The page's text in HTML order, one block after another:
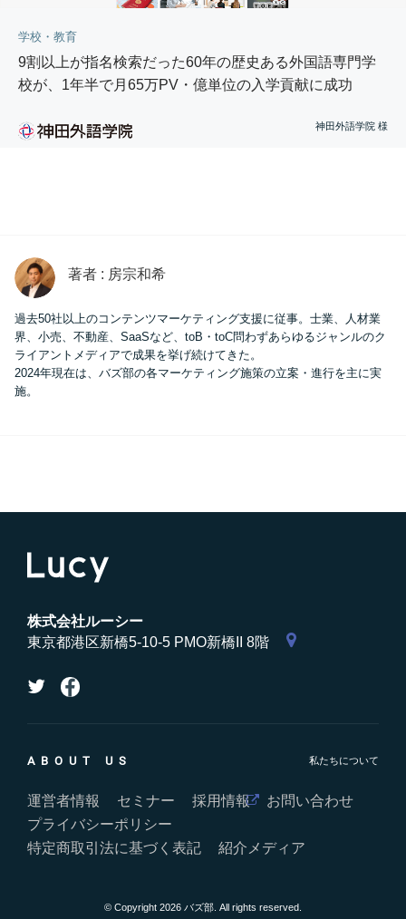
学校・教育
9割以上が指名検索だった60年の歴史ある外国語専門学
校が、1年半で月65万PV・億単位の入学貢献に成功
神田外語学院 様
著者 : 房宗和希
過去50社以上のコンテンツマーケティング支援に従事。士業、人材業
界、小売、不動産、SaaSなど、toB・toC問わずあらゆるジャンルのク
ライアントメディアで成果を挙げ続けてきた。
2024年現在は、バズ部の各マーケティング施策の立案・進行を主に実
施。
株式会社ルーシー
東京都港区新橋5-10-5 PMO新橋II 8階
ABOUT US
運営者情報 セミナー 採用情報
お問い合わせ
プライバシーポリシー
特定商取引法に基づく表記
紹介メディア
© Copyright 2026 バズ部. All rights reserved.